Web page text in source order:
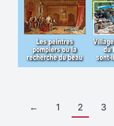
← 1 2 3